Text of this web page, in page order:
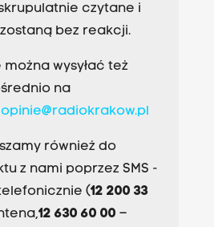
czytane i
bez reakcji.
można wysyłać też
na
opinie@radiokrakow.pl
również do
z nami poprzez SMS -
(12 200 33
12 630 60 00 –